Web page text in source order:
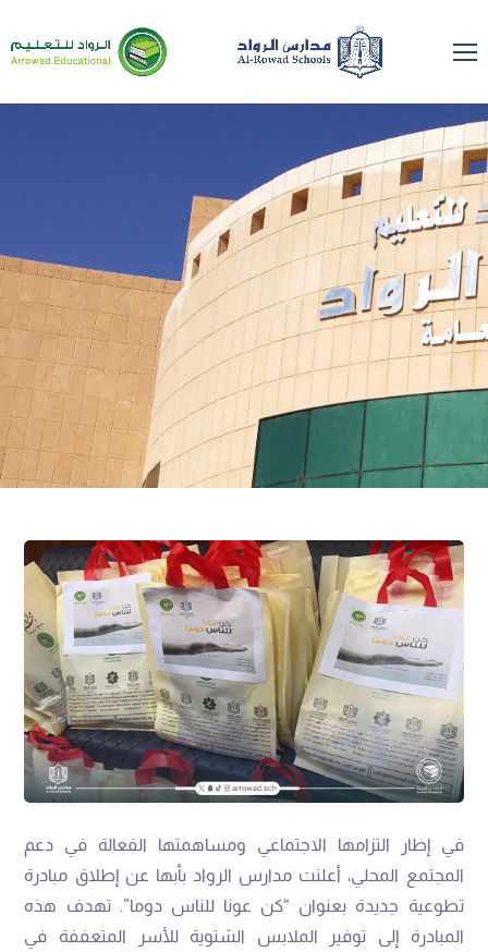
في إطار التزامها الاجتماعي ومساهمتها الفعالة في دعم
المجتمع المحلي، أعلنت مدارس الرواد بأبها عن إطلاق مبادرة
تطوعية جديدة بعنوان “كن عونا للناس دوما”. تهدف هذه
المبادرة إلى توفير الملابس الشتوية للأسر المتعففة في